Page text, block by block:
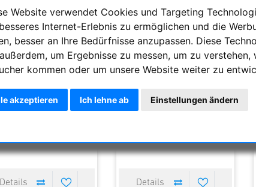
Website verwendet Cookies und Targeting
Internet-Erlebnis zu ermöglichen und die
besser an Ihre Bedürfnisse anzupassen. Diese
um Ergebnisse zu messen, um zu verstehen,
kommen oder um unsere Website weiter zu
akzeptieren Ich lehne ab Einstellungen ändern
Optik Fernglas NL
Pure 8x42
€ 2479,50 €
Celestron TrailSeeker ED
10x32mm Dachkantprisma
Bak4 Fernglas
340,00 € 290,00 €